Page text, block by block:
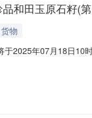
和田玉原石籽(
货物
于2025年07月18日10
不能作为实际市场